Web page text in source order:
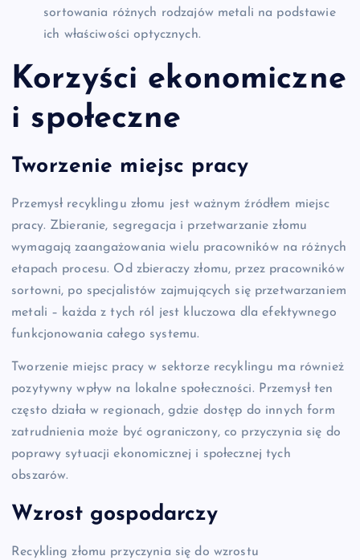
sortowania różnych rodzajów metali na podstawie
ich właściwości optycznych.
Korzyści ekonomiczne
i społeczne
Tworzenie miejsc pracy
Przemysł recyklingu złomu jest ważnym źródłem miejsc
pracy. Zbieranie, segregacja i przetwarzanie złomu
wymagają zaangażowania wielu pracowników na różnych
etapach procesu. Od zbieraczy złomu, przez pracowników
sortowni, po specjalistów zajmujących się przetwarzaniem
metali – każda z tych ról jest kluczowa dla efektywnego
funkcjonowania całego systemu.
Tworzenie miejsc pracy w sektorze recyklingu ma również
pozytywny wpływ na lokalne społeczności. Przemysł ten
często działa w regionach, gdzie dostęp do innych form
zatrudnienia może być ograniczony, co przyczynia się do
poprawy sytuacji ekonomicznej i społecznej tych
obszarów.
Wzrost gospodarczy
Recykling złomu przyczynia się do wzrostu